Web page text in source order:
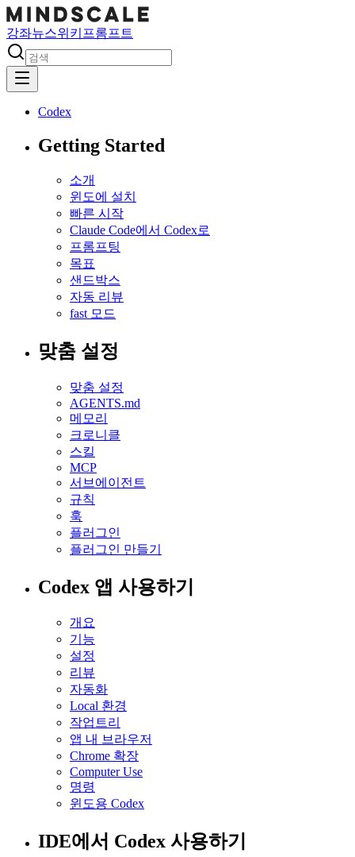
강좌뉴스위키 프롬프트
Codex
Getting Started
소개
윈도에 설치
빠른 시작
Claude Code에서 Codex로
프롬프팅
목표
샌드박스
자동 리뷰
fast 모드
맞춤 설정
맞춤 설정
AGENTS.md
메모리
크로니클
스킬
MCP
서브에이전트
규칙
훅
플러그인
플러그인 만들기
Codex 앱 사용하기
개요
기능
설정
리뷰
자동화
Local 환경
작업트리
앱 내 브라우저
Chrome 확장
Computer Use
명령
윈도용 Codex
IDE에서 Codex 사용하기